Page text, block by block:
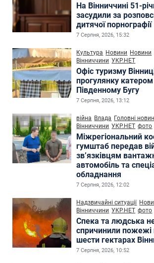
На Вінниччині 51-
засудили за
дитячої порнографії
7 Серпня, 2026, 15:32
Культура Новини Новини
Вінниччини УКР.НЕТ
Офіс туризму
прогулянку
Південному Бугу
7 Серпня, 2026, 13:12
війна Влада Головні
Вінниччини УКР.НЕТ фото
Міжрегіональний
гумштаб передав
зв’язківцям
автомобіль та
обладнання
7 Серпня, 2026, 12:02
Надзвичайні ситуації
Вінниччини УКР.НЕТ фото
Спека та людська
спричинили пожежі
шести гектарах
7 Серпня, 2026, 10:52